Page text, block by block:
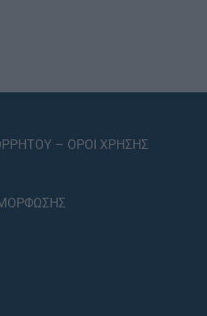
– ΟΡΟΙ ΧΡΗΣΗΣ